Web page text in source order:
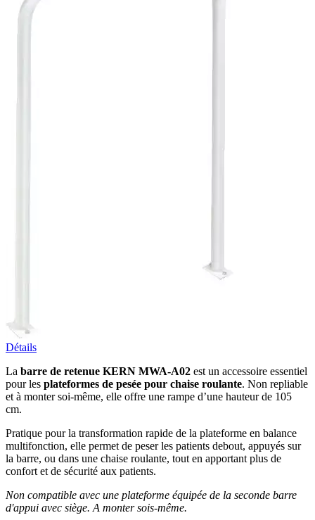
Détails
La barre de retenue KERN MWA-A02 est un accessoire essentiel
pour les plateformes de pesée pour chaise roulante. Non repliable
et à monter soi-même, elle offre une rampe d’une hauteur de 105
cm.
Pratique pour la transformation rapide de la plateforme en balance
multifonction, elle permet de peser les patients debout, appuyés sur
la barre, ou dans une chaise roulante, tout en apportant plus de
confort et de sécurité aux patients.
Non compatible avec une plateforme équipée de la seconde barre
d'appui avec siège. A monter sois-même.